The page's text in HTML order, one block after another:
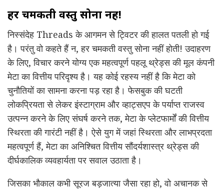
हर चमकती वस्तु सोना नहीं!
निस्संदेह Threads के आगमन से ट्विटर की हालत पतली हो गई
है। परंतु वो कहते हैं न, हर चमकती वस्तु सोना नहीं होती! उदाहरण
के लिए, विचार करने योग्य एक महत्वपूर्ण पहलू थ्रेड्स की मूल कंपनी
मेटा का वित्तीय परिदृश्य है। यह कोई रहस्य नहीं है कि मेटा को
चुनौतियों का सामना करना पड़ रहा है। फेसबुक की घटती
लोकप्रियता से लेकर इंस्टाग्राम और व्हाट्सएप के पर्याप्त राजस्व
उत्पन्न करने के लिए संघर्ष करने तक, मेटा के प्लेटफार्मों की वित्तीय
स्थिरता की गारंटी नहीं है। ऐसे युग में जहां स्थिरता और लाभप्रदता
महत्वपूर्ण हैं, मेटा का अनिश्चित वित्तीय सौंदर्यशास्त्र थ्रेड्स की
दीर्घकालिक व्यवहार्यता पर सवाल उठाता है।
जिसका भौकाल कभी सूरज बड़जात्या जैसा रहा हो, वो अचानक से